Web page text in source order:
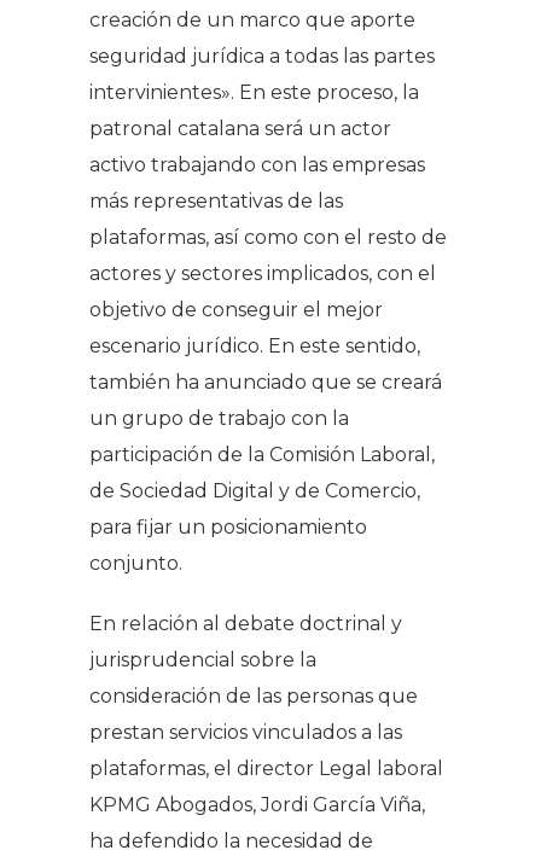
creación de un marco que aporte
seguridad jurídica a todas las partes
intervinientes». En este proceso, la
patronal catalana será un actor
activo trabajando con las empresas
más representativas de las
plataformas, así como con el resto de
actores y sectores implicados, con el
objetivo de conseguir el mejor
escenario jurídico. En este sentido,
también ha anunciado que se creará
un grupo de trabajo con la
participación de la Comisión Laboral,
de Sociedad Digital y de Comercio,
para fijar un posicionamiento
conjunto.
En relación al debate doctrinal y
jurisprudencial sobre la
consideración de las personas que
prestan servicios vinculados a las
plataformas, el director Legal laboral
KPMG Abogados, Jordi García Viña,
ha defendido la necesidad de